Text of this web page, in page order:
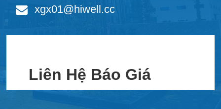
xgx01@hiwell.cc
Liên Hệ Báo Giá